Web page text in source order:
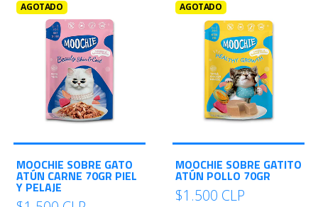
AGOTADO
MOOCHIE SOBRE GATO
ATÚN CARNE 70GR PIEL
Y PELAJE
AGOTADO
MOOCHIE SOBRE GATITO
ATÚN POLLO 70GR
$1.500 CLP